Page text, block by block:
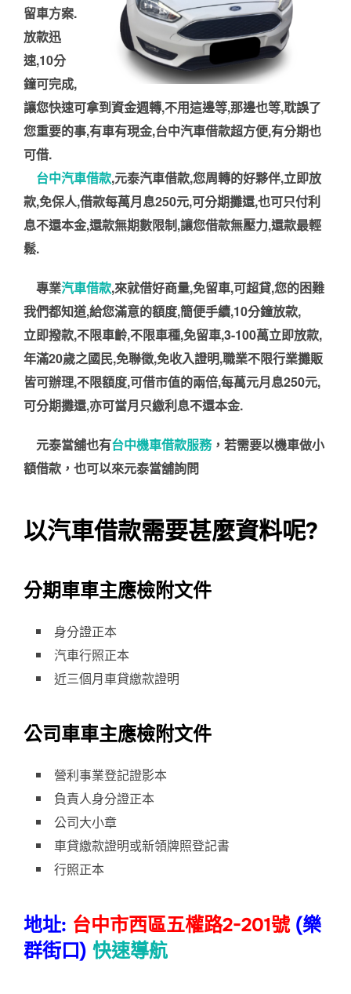
留車方案.
放款迅
速,10分
鐘可完成,
讓您快速可拿到資金週轉,不用這邊等,那邊也等,耽誤了
您重要的事,有車有現金,台中汽車借款超方便,有分期也
可借.
台中汽車借款,元泰汽車借款,您周轉的好夥伴,立即放
款,免保人,借款每萬月息250元,可分期攤還,也可只付利
息不還本金,還款無期數限制,讓您借款無壓力,還款最輕
鬆.
專業汽車借款,來就借好商量,免留車,可超貸,您的困難
我們都知道,給您滿意的額度,簡便手續,10分鐘放款,
立即撥款,不限車齡,不限車種,免留車,3-100萬立即放款,
年滿20歲之國民,免聯徵,免收入證明,職業不限行業攤販
皆可辦理,不限額度,可借市值的兩倍,每萬元月息250元,
可分期攤還,亦可當月只繳利息不還本金.
元泰當舖也有台中機車借款服務，若需要以機車做小
額借款，也可以來元泰當舖詢問
以汽車借款需要甚麼資料呢?
分期車車主應檢附文件
身分證正本
汽車行照正本
近三個月車貸繳款證明
公司車車主應檢附文件
營利事業登記證影本
負責人身分證正本
公司大小章
車貸繳款證明或新領牌照登記書
行照正本
地址: 台中市西區五權路2-201號(樂
群街口) 快速導航